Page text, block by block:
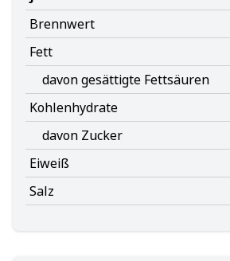
Brennwert
Fett
davon gesättigte Fettsäuren
Kohlenhydrate
davon Zucker
Eiweiß
Salz